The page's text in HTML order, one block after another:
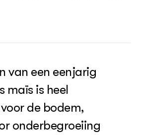
van een eenjarig
maïs is heel
de bodem,
onderbegroeiing